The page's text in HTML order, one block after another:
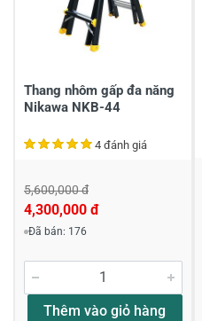
Gửi nhận xét
Thang nhôm gấp đa năng
Nikawa NKB-44
4 đánh giá
5,600,000 đ
4,300,000 đ
Đã bán: 176
Thêm vào giỏ hàng